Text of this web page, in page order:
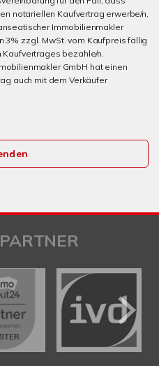
notariellen Kaufvertrag erwerbe/n,
Immobilienmakler
3% zzgl. MwSt. vom Kaufpreis fällig
bezahle/n.
GmbH hat einen
auch mit dem Verkäufer